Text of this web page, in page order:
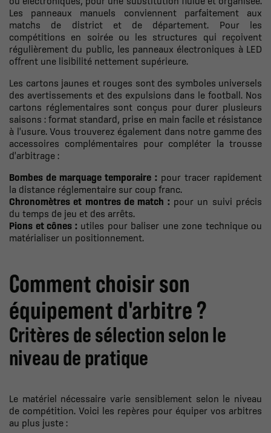
Les panneaux manuels conviennent parfaitement aux
matchs de district et de département. Pour les
compétitions en soirée ou les structures qui reçoivent
régulièrement du public, les panneaux électroniques à LED
offrent une lisibilité nettement supérieure.
Les cartons jaunes et rouges sont des symboles universels
des avertissements et des expulsions dans le football. Nos
cartons réglementaires sont conçus pour durer plusieurs
saisons : format standard, prise en main facile et résistance
à l'usure. Vous trouverez également dans notre gamme des
accessoires complémentaires pour compléter la trousse
d'arbitrage :
Bombes de marquage temporaire : pour tracer rapidement
la distance réglementaire sur coup franc.
Chronomètres et montres de match : pour un suivi précis
du temps de jeu et des arrêts.
Pions et cônes : utiles pour baliser une zone technique ou
matérialiser un positionnement.
Comment choisir son
équipement d'arbitre ?
Critères de sélection selon le
niveau de pratique
Le matériel nécessaire varie sensiblement selon le niveau
de compétition. Voici les repères pour équiper vos arbitres
au plus juste :